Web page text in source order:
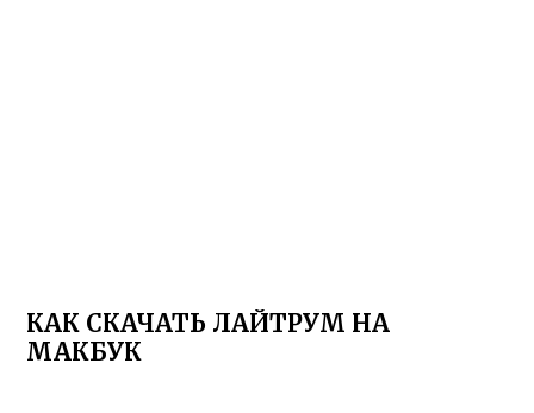
КАК СКАЧАТЬ ЛАЙТРУМ НА
МАКБУК